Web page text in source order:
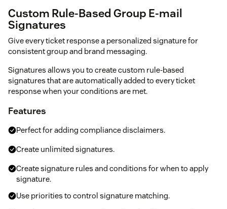
Custom Rule-Based Group E-mail
Signatures
Give every ticket response a personalized signature for
consistent group and brand messaging.
Signatures allows you to create custom rule-based
signatures that are automatically added to every ticket
response when your conditions are met.
Features
Perfect for adding compliance disclaimers.
Create unlimited signatures.
Create signature rules and conditions for when to apply
signature.
Use priorities to control signature matching.